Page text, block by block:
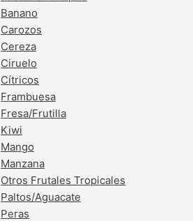
Banano
Carozos
Cereza
Ciruelo
Cítricos
Frambuesa
Fresa/Frutilla
Kiwi
Mango
Manzana
Otros Frutales Tropicales
Paltos/Aguacate
Peras